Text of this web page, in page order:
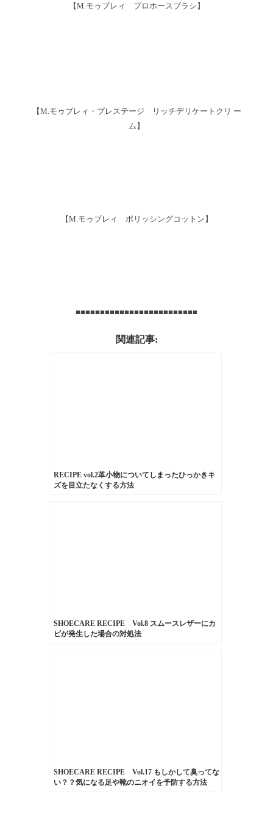
【M.モゥブレィ プロホースブラシ】
【M.モゥブレィ・プレステージ リッチデリケートクリ ー
ム】
【M.モゥブレィ ポリッシングコットン】
■■■■■■■■■■■■■■■■■■■■■■■■■
関連記事:
RECIPE vol.2革小物についてしまったひっかきキ
ズを目立たなくする方法
SHOECARE RECIPE Vol.8 スムースレザーにカ
ビが発生した場合の対処法
SHOECARE RECIPE Vol.17 もしかして臭ってな
い？？気になる足や靴のニオイを予防する方法